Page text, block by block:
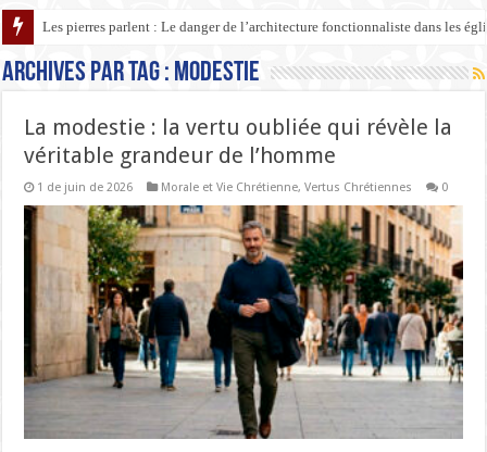
Les pierres parlent : Le danger de l’architecture fonctionnaliste dans les
Archives par tag : Modestie
La modestie : la vertu oubliée qui révèle la
véritable grandeur de l’homme
1 de juin de 2026 Morale et Vie Chrétienne,Vertus Chrétiennes 0